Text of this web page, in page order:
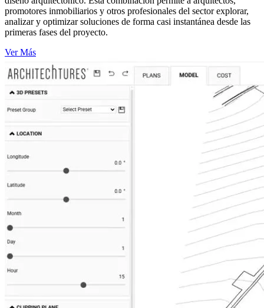
promotores inmobiliarios y otros profesionales del sector explorar,
analizar y optimizar soluciones de forma casi instantánea desde las
primeras fases del proyecto.
Ver Más